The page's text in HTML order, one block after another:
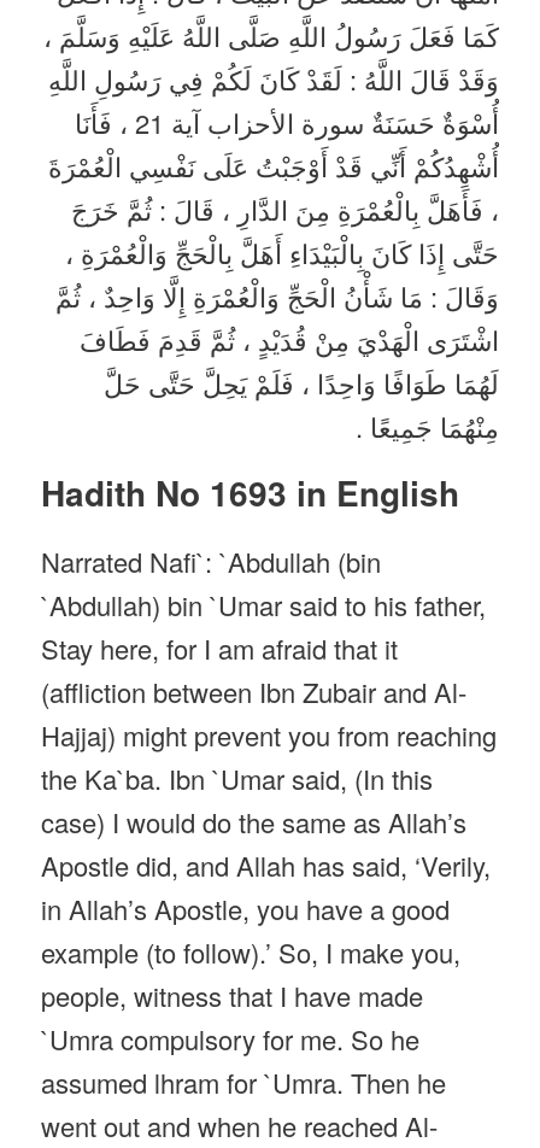
كَمَا فَعَلَ رَسُولُ اللَّهِ صَلَّى اللَّهُ عَلَيْهِ وَسَلَّمَ ،
وَقَدْ قَالَ اللَّهُ : لَقَدْ كَانَ لَكُمْ فِي رَسُولِ اللَّهِ
أُسْوَةٌ حَسَنَةٌ سورة الأحزاب آية 21 ، فَأَنَا
أُشْهِدُكُمْ أَنِّي قَدْ أَوْجَبْتُ عَلَى نَفْسِي الْعُمْرَةَ
، فَأَهَلَّ بِالْعُمْرَةِ مِنَ الدَّارِ ، قَالَ : ثُمَّ خَرَجَ
حَتَّى إِذَا كَانَ بِالْبَيْدَاءِ أَهَلَّ بِالْحَجِّ وَالْعُمْرَةِ ،
وَقَالَ : مَا شَأْنُ الْحَجِّ وَالْعُمْرَةِ إِلَّا وَاحِدٌ ، ثُمَّ
اشْتَرَى الْهَدْيَ مِنْ قُدَيْدٍ ، ثُمَّ قَدِمَ فَطَافَ
لَهُمَا طَوَافًا وَاحِدًا ، فَلَمْ يَحِلَّ حَتَّى حَلَّ
مِنْهُمَا جَمِيعًا .
Hadith No 1693 in English
Narrated Nafi`: `Abdullah (bin
`Abdullah) bin `Umar said to his father,
Stay here, for I am afraid that it
(affliction between Ibn Zubair and Al-
Hajjaj) might prevent you from reaching
the Ka`ba. Ibn `Umar said, (In this
case) I would do the same as Allah’s
Apostle did, and Allah has said, ‘Verily,
in Allah’s Apostle, you have a good
example (to follow).’ So, I make you,
people, witness that I have made
`Umra compulsory for me. So he
assumed lhram for `Umra. Then he
went out and when he reached Al-